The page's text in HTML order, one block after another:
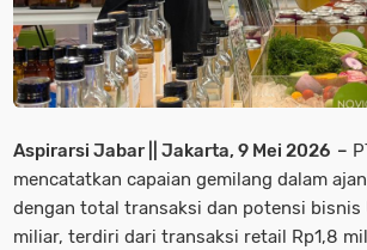
Aspirarsi Jabar || Jakarta, 9 Mei 2026 –
mencatatkan capaian gemilang dalam
dengan total transaksi dan potensi bisnis
miliar, terdiri dari transaksi retail Rp1,8